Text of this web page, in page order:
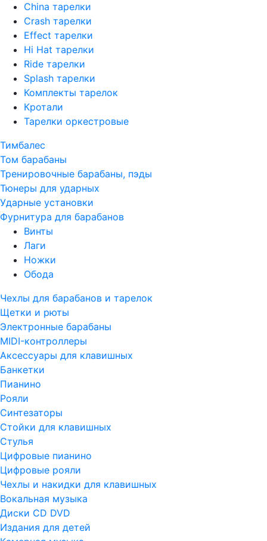
China тарелки
Crash тарелки
Effect тарелки
Hi Hat тарелки
Ride тарелки
Splash тарелки
Комплекты тарелок
Кротали
Тарелки оркестровые
Тимбалес
Том барабаны
Тренировочные барабаны, пэды
Тюнеры для ударных
Ударные установки
Фурнитура для барабанов
Винты
Лаги
Ножки
Обода
Чехлы для барабанов и тарелок
Щетки и рюты
Электронные барабаны
MIDI-контроллеры
Аксессуары для клавишных
Банкетки
Пианино
Рояли
Синтезаторы
Стойки для клавишных
Стулья
Цифровые пианино
Цифровые рояли
Чехлы и накидки для клавишных
Вокальная музыка
Диски CD DVD
Издания для детей